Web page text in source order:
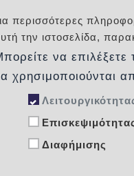
περισσότερες
την ιστοσελίδα,
να
χρησιμοποιούνται
Διαφήμισης